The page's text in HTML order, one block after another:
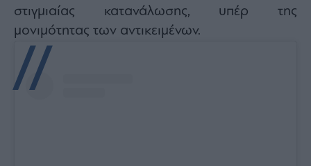
στιγμιαίας κατανάλωσης, υπέρ της
μονιμότητας των αντικειμένων.